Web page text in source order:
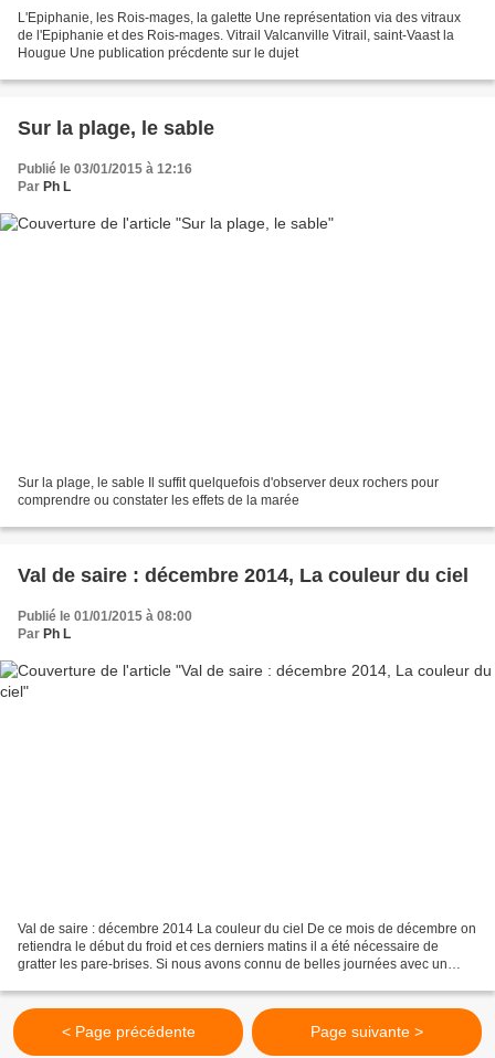
L'Epiphanie, les Rois-mages, la galette Une représentation via des vitraux
de l'Epiphanie et des Rois-mages. Vitrail Valcanville Vitrail, saint-Vaast la
Hougue Une publication précdente sur le dujet
Sur la plage, le sable
Publié le 03/01/2015 à 12:16
Par Ph L
Sur la plage, le sable Il suffit quelquefois d'observer deux rochers pour
comprendre ou constater les effets de la marée
Val de saire : décembre 2014, La couleur du ciel
Publié le 01/01/2015 à 08:00
Par Ph L
Val de saire : décembre 2014 La couleur du ciel De ce mois de décembre on
retiendra le début du froid et ces derniers matins il a été nécessaire de
gratter les pare-brises. Si nous avons connu de belles journées avec un
< Page précédente Page suivante >